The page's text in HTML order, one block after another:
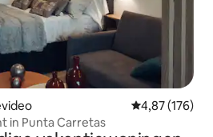
Gemiddelde
4,87 (176)
in Punta Carretas